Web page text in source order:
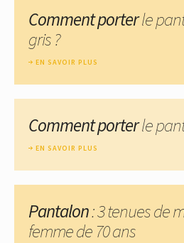
Comment porterle
gris ?
EN SAVOIR PLUS
Comment porterle
EN SAVOIR PLUS
Pantalon: 3 tenues de
femme de 70 ans